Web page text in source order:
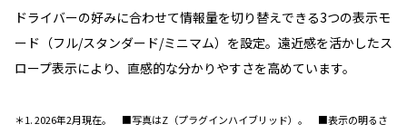
ドライバーの好みに合わせて情報量を切り替えできる3つの表示モ
ード（フル/スタンダード/ミニマム）を設定。遠近感を活かしたス
ロープ表示により、直感的な分かりやすさを高めています。
＊1. 2026年2月現在。 ■写真はZ（プラグインハイブリッド） 。 ■表示の明るさ